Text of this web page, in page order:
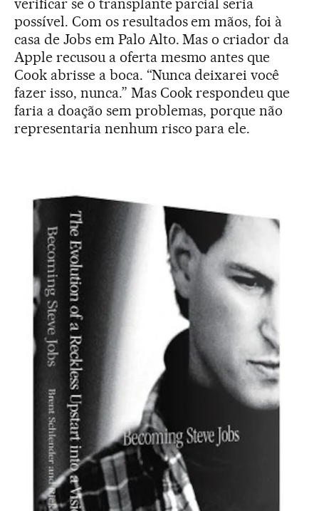
verificar se o transplante parcial seria
possível. Com os resultados em mãos, foi à
casa de Jobs em Palo Alto. Mas o criador da
Apple recusou a oferta mesmo antes que
Cook abrisse a boca. “Nunca deixarei você
fazer isso, nunca.” Mas Cook respondeu que
faria a doação sem problemas, porque não
representaria nenhum risco para ele.